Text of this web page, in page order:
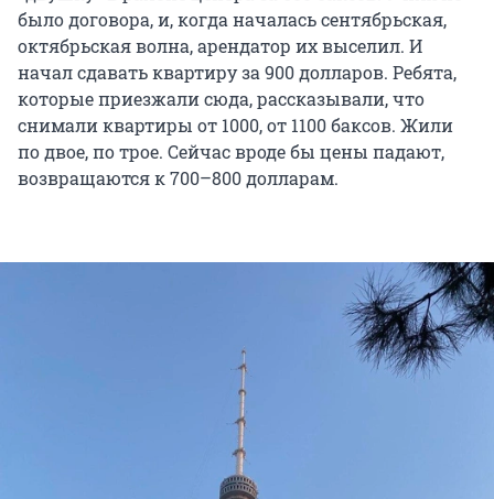
было договора, и, когда началась сентябрьская,
октябрьская волна, арендатор их выселил. И
начал сдавать квартиру за 900 долларов. Ребята,
которые приезжали сюда, рассказывали, что
снимали квартиры от 1000, от 1100 баксов. Жили
по двое, по трое. Сейчас вроде бы цены падают,
возвращаются к 700–800 долларам.